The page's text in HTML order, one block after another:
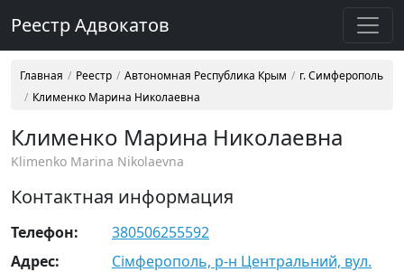
Реестр Адвокатов
Главная Реестр Автономная Республика Крым
г. Симферополь
Клименко Марина Николаевна
Клименко Марина Николаевна
Klimenko Marina Nikolaevna
Контактная информация
Телефон:
380506255592
Адрес:
Сімферополь, р-н Центральний, вул.